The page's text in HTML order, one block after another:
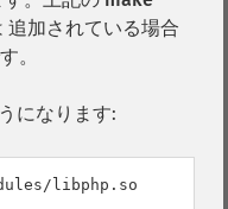
追加されている場合
。
になります:
libphp.so